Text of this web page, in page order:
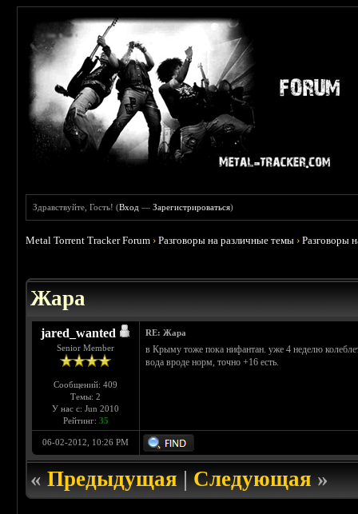
Здравствуйте, Гость! (Вход —Зарегистрироваться)
Metal Torrent Tracker Forum ›Разговоры на различные темы ›Разговоры
Жара
jared_wanted
Senior Member
Сообщений: 409
Темы: 2
У нас с: Jun 2010
Рейтинг: 35
RE: Жара
в Крыму тоже пока нифантан. уже 4 неделю
вода вроде норм, точно +16 есть.
06-02-2012, 10:26 PM
«Предыдущая|Следующая»